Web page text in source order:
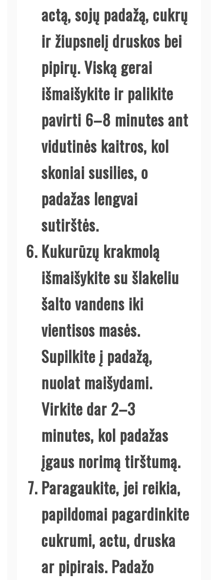
actą, sojų padažą, cukrų
ir žiupsnelį druskos bei
pipirų. Viską gerai
išmaišykite ir palikite
pavirti 6–8 minutes ant
vidutinės kaitros, kol
skoniai susilies, o
padažas lengvai
sutirštės.
Kukurūzų krakmolą
išmaišykite su šlakeliu
šalto vandens iki
vientisos masės.
Supilkite į padažą,
nuolat maišydami.
Virkite dar 2–3
minutes, kol padažas
įgaus norimą tirštumą.
Paragaukite, jei reikia,
papildomai pagardinkite
cukrumi, actu, druska
ar pipirais. Padažo